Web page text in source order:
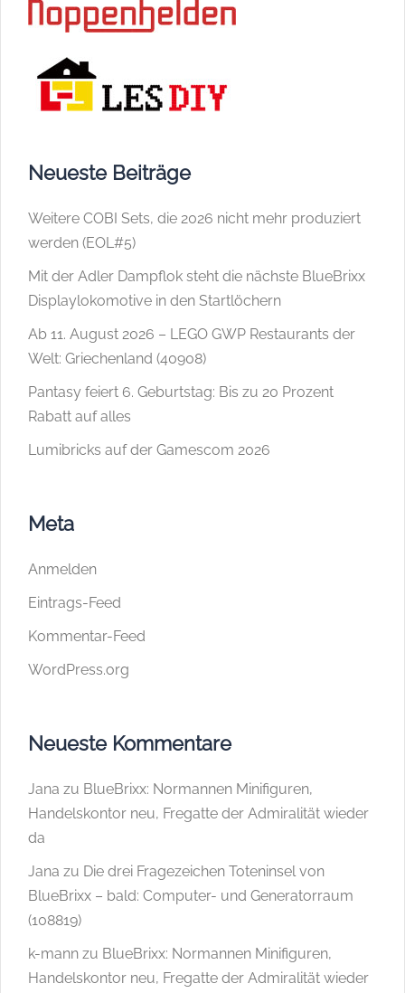
Neueste Beiträge
Weitere COBI Sets, die 2026 nicht mehr produziert
werden (EOL#5)
Mit der Adler Dampflok steht die nächste BlueBrixx
Displaylokomotive in den Startlöchern
Ab 11. August 2026 – LEGO GWP Restaurants der
Welt: Griechenland (40908)
Pantasy feiert 6. Geburtstag: Bis zu 20 Prozent
Rabatt auf alles
Lumibricks auf der Gamescom 2026
Meta
Anmelden
Eintrags-Feed
Kommentar-Feed
WordPress.org
Neueste Kommentare
Jana zu BlueBrixx: Normannen Minifiguren,
Handelskontor neu, Fregatte der Admiralität wieder
da
Jana zu Die drei Fragezeichen Toteninsel von
BlueBrixx – bald: Computer- und Generatorraum
(108819)
k-mann zu BlueBrixx: Normannen Minifiguren,
Handelskontor neu, Fregatte der Admiralität wieder